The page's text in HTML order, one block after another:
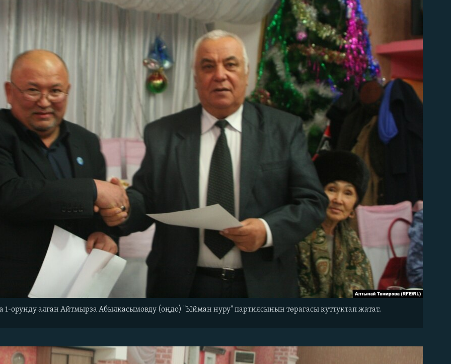
орунду алган Айтмырза Абылкасымовду (оңдо) "Ыйман нуру" партиясынын төрагасы куттуктап жатат.